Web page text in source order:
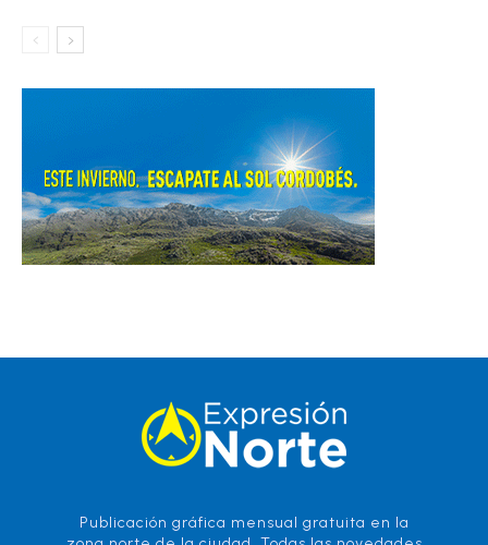
Publicación gráfica mensual gratuita en la